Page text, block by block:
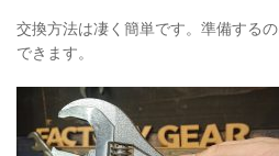
交換方法は凄く簡単です。準備する
できます。